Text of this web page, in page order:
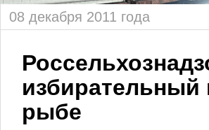
08 декабря 2011 года
избирательный
рыбе